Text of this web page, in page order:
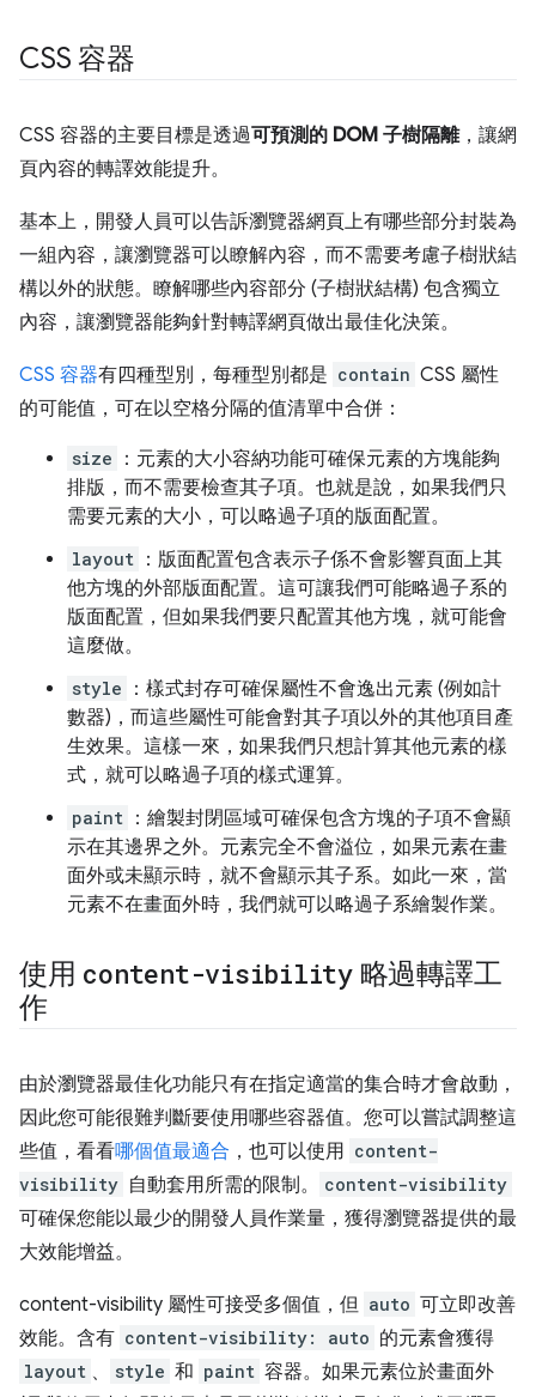
CSS 容器
CSS 容器的主要目標是透過可預測的 DOM 子樹隔離，讓網
頁內容的轉譯效能提升。
基本上，開發人員可以告訴瀏覽器網頁上有哪些部分封裝為
一組內容，讓瀏覽器可以瞭解內容，而不需要考慮子樹狀結
構以外的狀態。瞭解哪些內容部分 (子樹狀結構) 包含獨立
內容，讓瀏覽器能夠針對轉譯網頁做出最佳化決策。
CSS 容器有四種型別，每種型別都是 contain CSS 屬性
的可能值，可在以空格分隔的值清單中合併：
size
：元素的大小容納功能可確保元素的方塊能夠
排版，而不需要檢查其子項。也就是說，如果我們只
需要元素的大小，可以略過子項的版面配置。
layout
：版面配置包含表示子係不會影響頁面上其
他方塊的外部版面配置。這可讓我們可能略過子系的
版面配置，但如果我們要只配置其他方塊，就可能會
這麼做。
style
：樣式封存可確保屬性不會逸出元素 (例如計
數器)，而這些屬性可能會對其子項以外的其他項目產
生效果。這樣一來，如果我們只想計算其他元素的樣
式，就可以略過子項的樣式運算。
paint
：繪製封閉區域可確保包含方塊的子項不會顯
示在其邊界之外。元素完全不會溢位，如果元素在畫
面外或未顯示時，就不會顯示其子系。如此一來，當
元素不在畫面外時，我們就可以略過子系繪製作業。
使用 content-visibility略過轉譯工
作
由於瀏覽器最佳化功能只有在指定適當的集合時才會啟動，
因此您可能很難判斷要使用哪些容器值。您可以嘗試調整這
些值，看看哪個值最適合 ，也可以使用 content-
visibility 自動套用所需的限制。 content-visibility
可確保您能以最少的開發人員作業量，獲得瀏覽器提供的最
大效能增益。
content-visibility 屬性可接受多個值，但 auto 可立即改善
效能。含有 content-visibility: auto 的元素會獲得
layout 、 style 和 paint 容器。如果元素位於畫面外